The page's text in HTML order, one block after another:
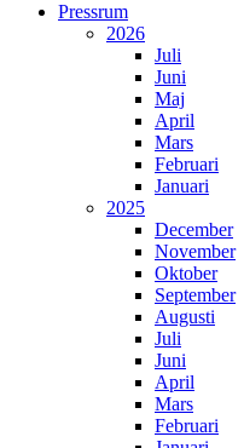
Pressrum
2026
Juli
Juni
Maj
April
Mars
Februari
Januari
2025
December
November
Oktober
September
Augusti
Juli
Juni
April
Mars
Februari